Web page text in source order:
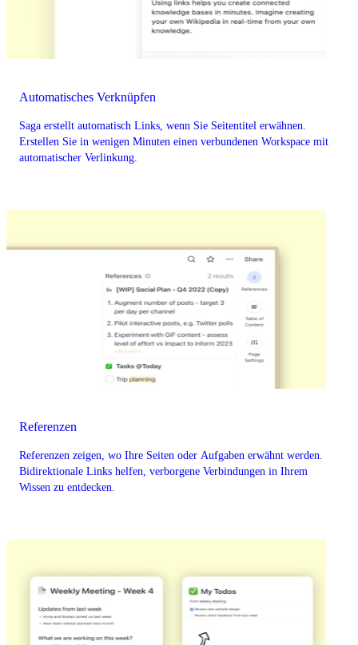
Automatisches Verknüpfen
Saga erstellt automatisch Links, wenn Sie Seitentitel erwähnen.
Erstellen Sie in wenigen Minuten einen verbundenen Workspace mit
automatischer Verlinkung.
Referenzen
Referenzen zeigen, wo Ihre Seiten oder Aufgaben erwähnt werden.
Bidirektionale Links helfen, verborgene Verbindungen in Ihrem
Wissen zu entdecken.